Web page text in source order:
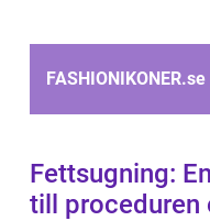
FASHIONIKONER.se
Fettsugning:
till proceduren